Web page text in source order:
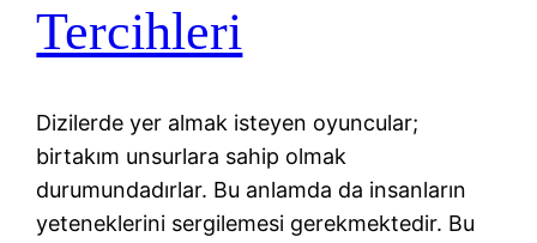
Tercihleri
Dizilerde yer almak isteyen oyuncular;
birtakım unsurlara sahip olmak
durumundadırlar. Bu anlamda da insanların
yeteneklerini sergilemesi gerekmektedir. Bu